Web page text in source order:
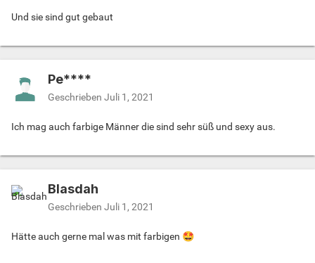
Und sie sind gut gebaut
Pe****
Geschrieben Juli 1, 2021
Ich mag auch farbige Männer die sind sehr süß und sexy aus.
Blasdah
Geschrieben Juli 1, 2021
Hätte auch gerne mal was mit farbigen 🤩